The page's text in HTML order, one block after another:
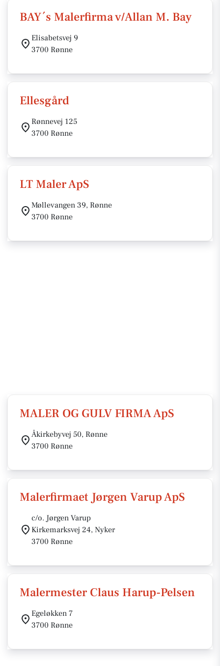
BAY´s Malerfirma v/Allan M. Bay
Elisabetsvej 9
3700 Rønne
Ellesgård
Rønnevej 125
3700 Rønne
LT Maler ApS
Møllevangen 39, Rønne
3700 Rønne
MALER OG GULV FIRMA ApS
Åkirkebyvej 50, Rønne
3700 Rønne
Malerfirmaet Jørgen Varup ApS
c/o. Jørgen Varup
Kirkemarksvej 24, Nyker
3700 Rønne
Malermester Claus Harup-Pelsen
Egeløkken 7
3700 Rønne